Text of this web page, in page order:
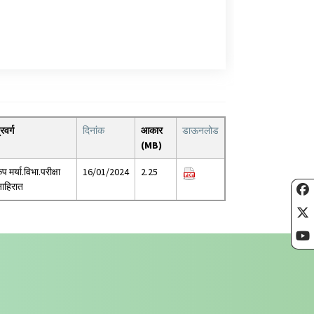
दिनांक
आकार
(MB)
डाऊनलोड
मर्या.विभा.परीक्षा
16/01/2024 2.25